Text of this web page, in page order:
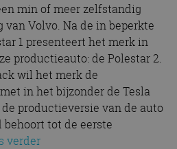
min of meer zelfstandig
Volvo. Na de in beperkte
1 presenteert het merk in
productieauto: de Polestar 2.
wil het merk de
in het bijzonder de Tesla
productieversie van de auto
tot de eerste
verder